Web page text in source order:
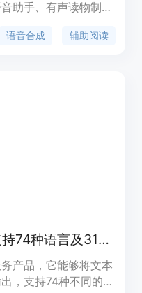
助手、有声读物制作
法使用眼睛阅读的情
语音合成 辅助阅读
在线文本转语音工具，支持74种语言及318种声音。
产品，它能够将文本
，支持74种不同的语